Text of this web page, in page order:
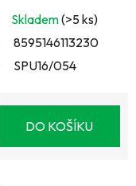
Skladem(>5 ks)
8595146113230
SPU16/054
DO KOŠÍKU